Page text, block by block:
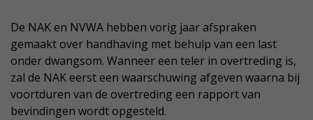
De NAK en NVWA hebben vorig jaar afspraken
gemaakt over handhaving met behulp van een last
onder dwangsom. Wanneer een teler in overtreding is,
zal de NAK eerst een waarschuwing afgeven waarna bij
voortduren van de overtreding een rapport van
bevindingen wordt opgesteld.